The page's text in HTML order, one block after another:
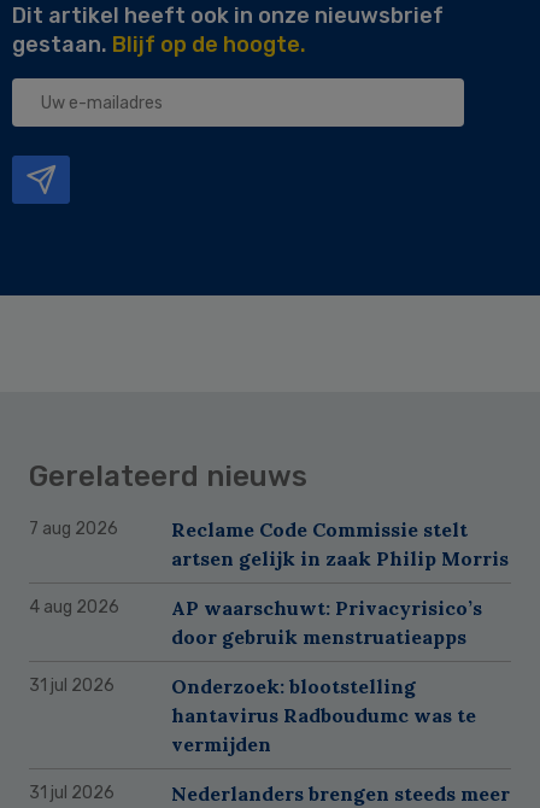
Dit artikel heeft ook in onze nieuwsbrief
gestaan. Blijf op de hoogte.
Uw
Gerelateerd nieuws
7 aug 2026
Reclame Code Commissie stelt
artsen gelijk in zaak Philip Morris
4 aug 2026
AP waarschuwt: Privacyrisico’s
door gebruik menstruatieapps
31 jul 2026
Onderzoek: blootstelling
hantavirus Radboudumc was te
vermijden
31 jul 2026
Nederlanders brengen steeds meer